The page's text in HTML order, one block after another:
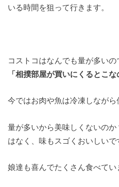
いる時間を狙って行きます。
コストコはなんでも量が多いの
「相撲部屋が買いにくるとこな
今ではお肉や魚は冷凍しながら
量が多いから美味しくないの
はなく、味もスゴくおいしいで
娘達も喜んでたくさん食べてい